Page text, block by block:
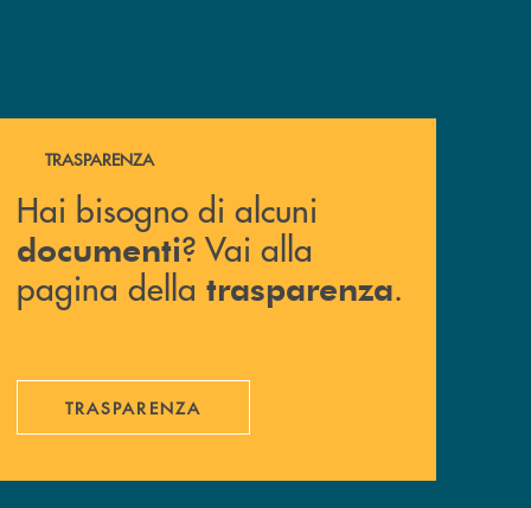
Hai bisogno di alcuni documenti ? Vai alla pagina della
TRASPARENZA
Hai bisogno di alcuni
documenti? Vai alla
pagina della trasparenza.
TRASPARENZA